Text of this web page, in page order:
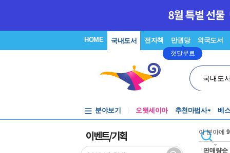
HOME 국내도서 전자책 만권당
첫달무료
외국도서
국내도
분야보기 오뒷세이아 추천마법사 베
이벤트/기획 이 분야에 9
판매량순